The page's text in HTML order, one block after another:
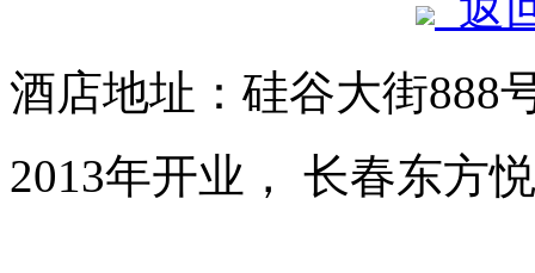
酒店地址：硅谷大街888
2013年开业， 长春东